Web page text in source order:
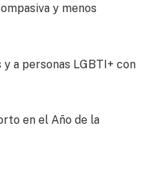
y menos
a personas LGBTI+ con
en el Año de la